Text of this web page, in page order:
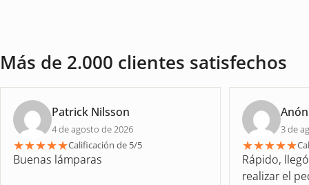
Más de 2.000 clientes satisfechos
Patrick Nilsson
4 de agosto de 2026
★★★★★Calificación de 5/5
Buenas lámparas
3 de
★★★★★
Rápido,
realizar el